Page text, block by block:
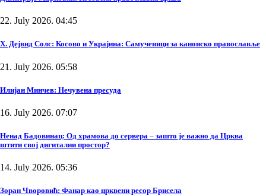
22. July 2026. 04:45
Х. Дејвид Солс: Косово и Украјина: Самученици за канонско православље
21. July 2026. 05:58
Илијан Минчев: Нечувена пресуда
16. July 2026. 07:07
Ненад Бадовинац: Од храмова до сервера – зашто је важно да Црква
штити свој дигитални простор?
14. July 2026. 05:36
Зоран Чворовић: Фанар као црквени ресор Брисела